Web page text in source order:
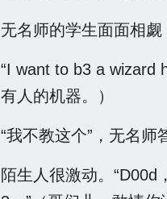
无名师的学生面面相
“I want to b3 a wizard
有人的机器。）
“我不教这个”，无名师
陌生人很激动。